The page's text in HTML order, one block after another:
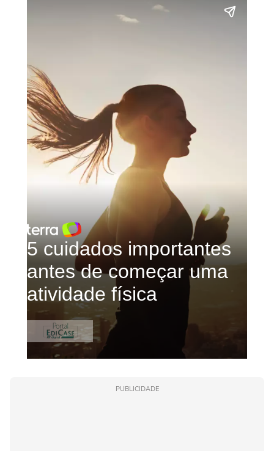
PUBLICIDADE